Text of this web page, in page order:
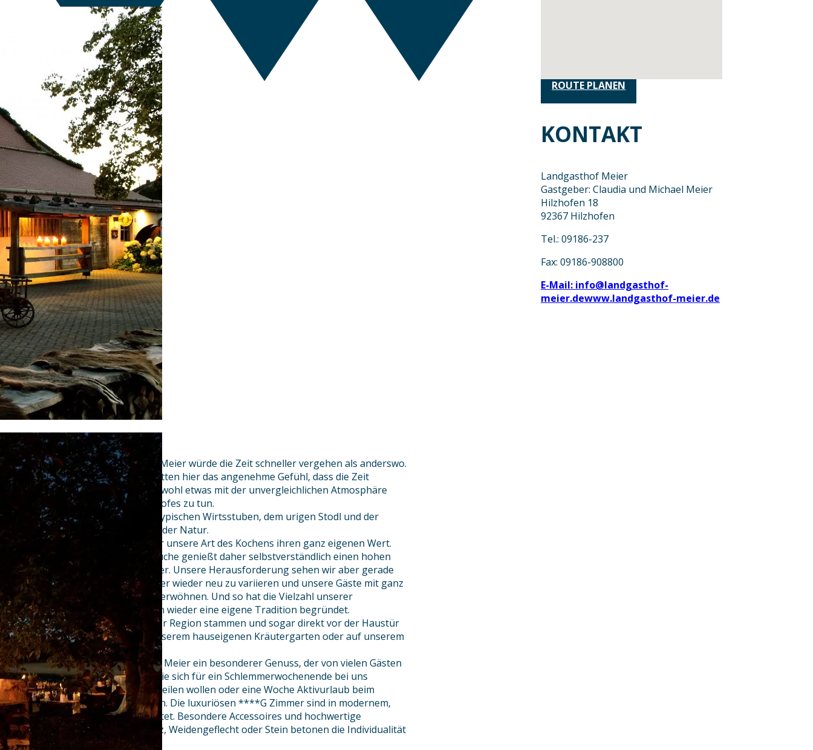
Manche sagen, im Landgasthof Meier würde die Zeit schneller vergehen als anderswo.
Andere hingegen meinen, sie hätten hier das angenehme Gefühl, dass die Zeit
stehengeblieben sei. Beides hat wohl etwas mit der unvergleichlichen Atmosphäre
unseres traditionsreichen Gasthofes zu tun.
Mit seinen dicken Mauern, den typischen Wirtsstuben, dem urigen Stodl und der
unvergleichlichen Lage inmitten der Natur.
Regionale Traditionen haben für unsere Art des Kochens ihren ganz eigenen Wert.
Die klassische Oberpfälzische Küche genießt daher selbstverständlich einen hohen
Stellenwert im Landgasthof Meier. Unsere Herausforderung sehen wir aber gerade
darin, traditionelle Gerichte immer wieder neu zu variieren und unsere Gäste mit ganz
neuen sinnlichen Genüssen zu verwöhnen. Und so hat die Vielzahl unserer
hauseigenen Spezialitäten schon wieder eine eigene Tradition begründet.
Natürlich mit Zutaten, die aus der Region stammen und sogar direkt vor der Haustür
geerntet werden. Wie etwa in unserem hauseigenen Kräutergarten oder auf unserem
Gemüsefeld direkt am Haus.
Übernachten ist im Landgasthof Meier ein besonderer Genuss, der von vielen Gästen
geschätzt wird. Ganz gleich, ob Sie sich für ein Schlemmerwochenende bei uns
einfinden, als Tagungsgast verweilen wollen oder eine Woche Aktivurlaub beim
Golfen oder Wandern verbringen. Die luxuriösen ****G Zimmer sind in modernem,
zeitgenössischem Design gestaltet. Besondere Accessoires und hochwertige
Materialkombinationen aus Holz, Weidengeflecht oder Stein betonen die Individualität
jedes Raumes.
ROUTE PLANEN
KONTAKT
Landgasthof Meier
Gastgeber: Claudia und Michael Meier
Hilzhofen 18
92367 Hilzhofen
Tel.: 09186-237
Fax: 09186-908800
E-Mail: info@landgasthof-
meier.dewww.landgasthof-meier.de